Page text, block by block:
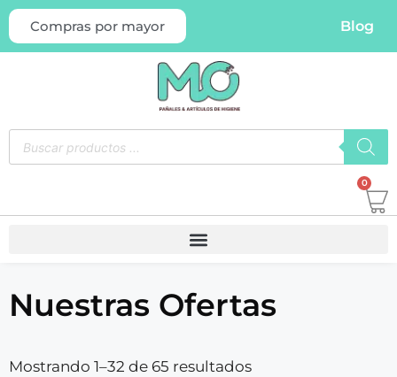
Compras por mayor Blog
0
Nuestras Ofertas
Mostrando 1–32 de 65 resultados